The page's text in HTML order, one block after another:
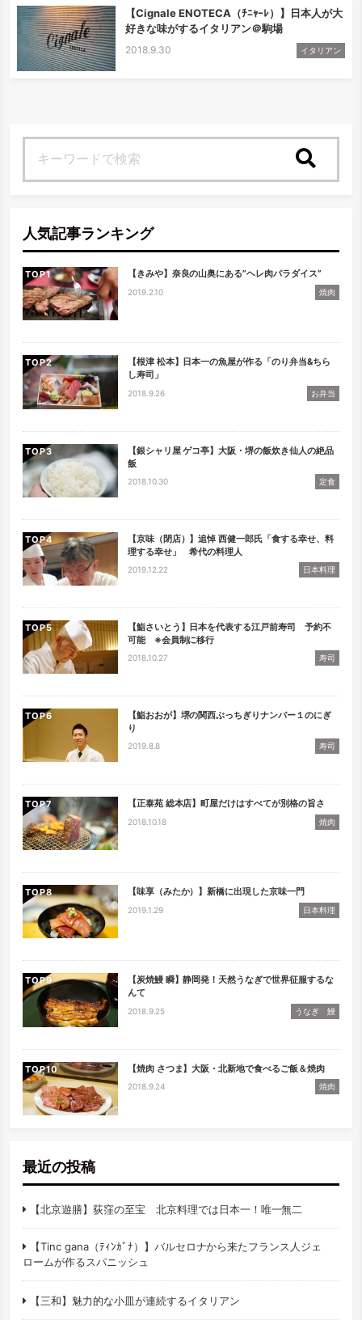
【Cignale ENOTECA（ﾁﾆｬｰﾚ）】日本人が大
好きな味がするイタリアン＠駒場
2018.9.30 イタリアン
人気記事ランキング
TOP 【きみや】奈良の山奥にある”ヘレ肉パラダイス”
2019.2.10 焼肉
TOP
【根津 松本】日本一の魚屋が作る「のり弁当&ちら
し寿司」
2018.9.26 お弁当
TOP
【銀シャリ屋 ゲコ亭】大阪・堺の飯炊き仙人の絶品
飯
2018.10.30 定食
TOP
【京味（閉店）】追悼 西健一郎氏「食する幸せ、料
理する幸せ」 希代の料理人
2019.12.22 日本料理
TOP
【鮨さいとう】日本を代表する江戸前寿司 予約不
可能 ※会員制に移行
2018.10.27 寿司
TOP
【鮨おおが】堺の関西ぶっちぎりナンバー１のにぎ
り
2019.8.8 寿司
TOP 【正泰苑 総本店】町屋だけはすべてが別格の旨さ
2018.10.18 焼肉
TOP 【味享（みたか）】新橋に出現した京味一門
2019.1.29 日本料理
TOP
【炭焼鰻 瞬】静岡発！天然うなぎで世界征服するな
んて
2018.9.25 うなぎ 鰻
TOP 【焼肉 さつま】大阪・北新地で食べるご飯＆焼肉
2018.9.24 焼肉
最近の投稿
【北京遊膳】荻窪の至宝 北京料理では日本一！唯一無二
【Tinc gana（ﾃｨﾝｶﾞﾅ）】バルセロナから来たフランス人ジェ
ロームが作るスパニッシュ
【三和】魅力的な小皿が連続するイタリアン